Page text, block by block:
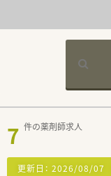
7 件の薬剤師求人
更新日： 2026/08/07